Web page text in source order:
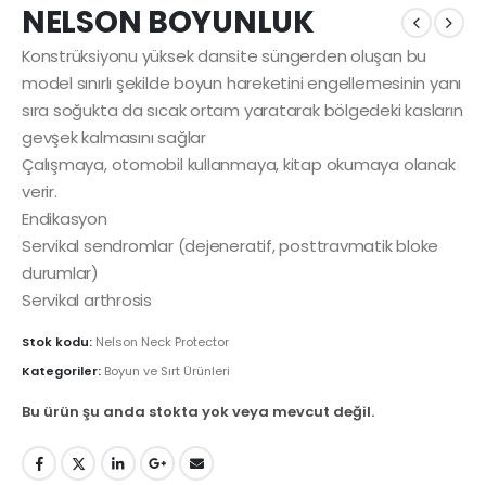
NELSON BOYUNLUK
Konstrüksiyonu yüksek dansite süngerden oluşan bu
model sınırlı şekilde boyun hareketini engellemesinin yanı
sıra soğukta da sıcak ortam yaratarak bölgedeki kasların
gevşek kalmasını sağlar
Çalışmaya, otomobil kullanmaya, kitap okumaya olanak
verir.
Endikasyon
Servikal sendromlar (dejeneratif, posttravmatik bloke
durumlar)
Servikal arthrosis
Stok kodu: Nelson Neck Protector
Kategoriler: Boyun ve Sırt Ürünleri
Bu ürün şu anda stokta yok veya mevcut değil.